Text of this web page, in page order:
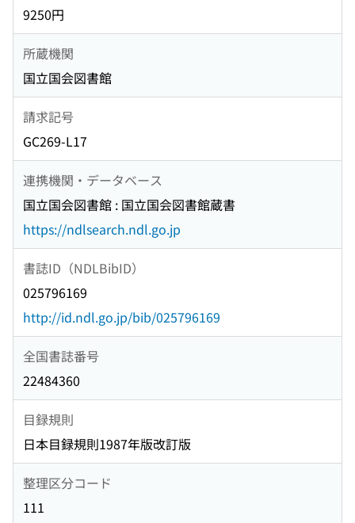
9250円
所蔵機関
国立国会図書館
請求記号
GC269-L17
連携機関・データベース
国立国会図書館 : 国立国会図書館蔵書
https://ndlsearch.ndl.go.jp
書誌ID（NDLBibID）
025796169
http://id.ndl.go.jp/bib/025796169
全国書誌番号
22484360
目録規則
日本目録規則1987年版改訂版
整理区分コード
111